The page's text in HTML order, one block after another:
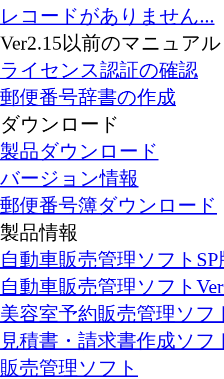
レコードがありません...
Ver2.15以前のマニュアル
ライセンス認証の確認
郵便番号辞書の作成
ダウンロード
製品ダウンロード
バージョン情報
郵便番号簿ダウンロード
製品情報
自動車販売管理ソフトSP
自動車販売管理ソフト
美容室予約販売管理ソフ
見積書・請求書作成ソフ
販売管理ソフト